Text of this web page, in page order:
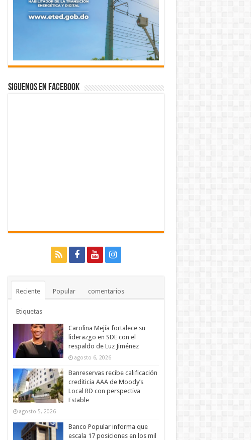
Siguenos en Facebook
Reciente Popular comentarios
Etiquetas
Carolina Mejía fortalece su
liderazgo en SDE con el
respaldo de Luz Jiménez
agosto 6, 2026
Banreservas recibe calificación
crediticia AAA de Moody’s
Local RD con perspectiva
Estable
agosto 5, 2026
Banco Popular informa que
escala 17 posiciones en los mil